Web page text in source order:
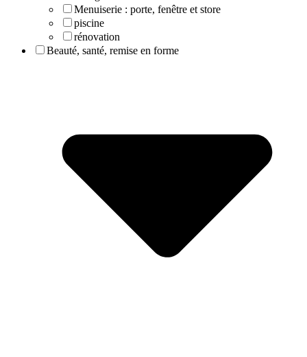
Menuiserie : porte, fenêtre et store
piscine
rénovation
Beauté, santé, remise en forme